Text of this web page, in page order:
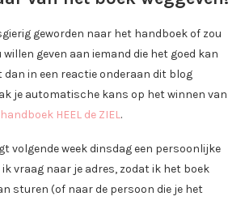
geworden naar het handboek of zou
geven aan iemand die het goed kan
dan in een reactie onderaan dit blog
je automatische kans op het winnen van
handboek HEEL de ZIEL.
volgende week dinsdag een persoonlijke
vraag naar je adres, zodat ik het boek
sturen (of naar de persoon die je het